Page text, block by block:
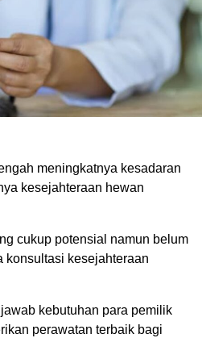
meningkatnya kesadaran
kesejahteraan hewan
cukup potensial namun belum
konsultasi kesejahteraan
kebutuhan para pemilik
perawatan terbaik bagi